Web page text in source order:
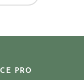
PRO